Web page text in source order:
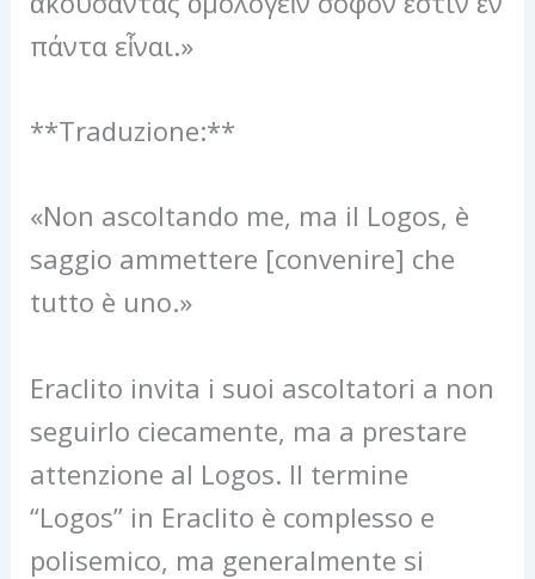
πάντα εἶναι.»
**Traduzione:**
«Non ascoltando me, ma il Logos, è
saggio ammettere [convenire] che
tutto è uno.»
Eraclito invita i suoi ascoltatori a non
seguirlo ciecamente, ma a prestare
attenzione al Logos. Il termine
“Logos” in Eraclito è complesso e
polisemico, ma generalmente si